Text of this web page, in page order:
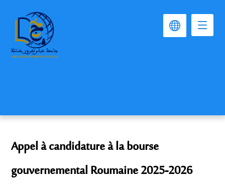
Appel à candidature à la bourse
gouvernemental Roumaine 2025-2026